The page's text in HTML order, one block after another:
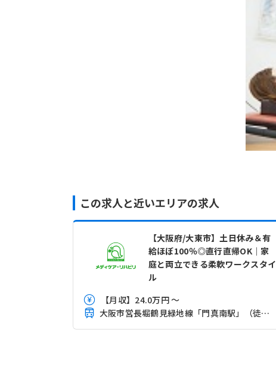
この求人と近いエリアの求人
【大阪府/大東市】土日休み＆有
給ほぼ100％◎直行直帰OK｜家
庭と両立できる柔軟ワークスタイ
ル
【月収】24.0万円 ～
大阪市営長堀鶴見緑地線「門真南駅」（徒歩5分）